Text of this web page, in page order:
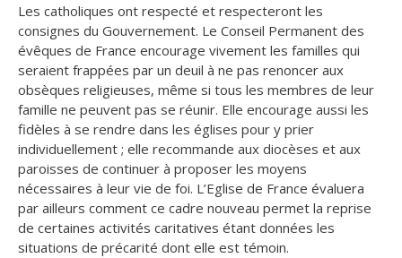
Les catholiques ont respecté et respecteront les
consignes du Gouvernement. Le Conseil Permanent des
évêques de France encourage vivement les familles qui
seraient frappées par un deuil à ne pas renoncer aux
obsèques religieuses, même si tous les membres de leur
famille ne peuvent pas se réunir. Elle encourage aussi les
fidèles à se rendre dans les églises pour y prier
individuellement ; elle recommande aux diocèses et aux
paroisses de continuer à proposer les moyens
nécessaires à leur vie de foi. L’Eglise de France évaluera
par ailleurs comment ce cadre nouveau permet la reprise
de certaines activités caritatives étant données les
situations de précarité dont elle est témoin.